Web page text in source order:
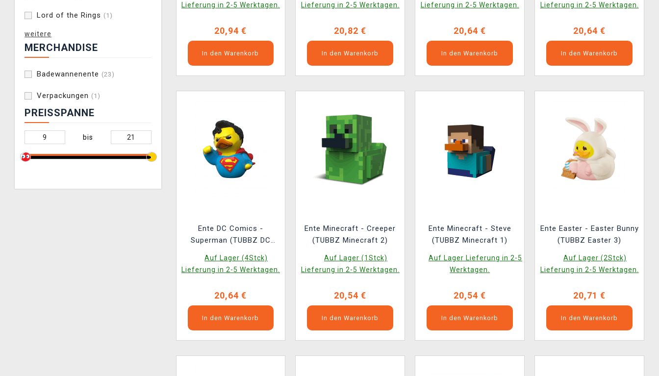
Lord of the Rings (1)
weitere
MERCHANDISE
Badewannenente (23)
Verpackungen (1)
PREISSPANNE
bis
Lieferung in 2-5 Werktagen.
20,94 €
In den Warenkorb
Lieferung in 2-5 Werktagen.
20,82 €
In den Warenkorb
Lieferung in 2-5 Werktagen.
20,64 €
In den Warenkorb
Lieferung in 2-5 Werktagen.
20,64 €
In den Warenkorb
Ente DC Comics -
Superman (TUBBZ DC
Auf Lager (4Stck)
Lieferung in 2-5 Werktagen.
20,64 €
In den Warenkorb
Ente Minecraft - Creeper
(TUBBZ Minecraft 2)
Auf Lager (1Stck)
Lieferung in 2-5 Werktagen.
20,54 €
In den Warenkorb
Ente Minecraft - Steve
(TUBBZ Minecraft 1)
Auf Lager Lieferung in 2-5
Werktagen.
20,54 €
In den Warenkorb
Ente Easter - Easter Bunny
(TUBBZ Easter 3)
Auf Lager (2Stck)
Lieferung in 2-5 Werktagen.
20,71 €
In den Warenkorb